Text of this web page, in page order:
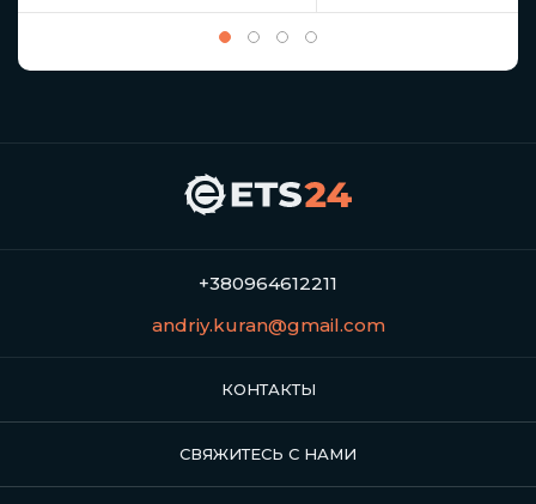
+380964612211
andriy.kuran@gmail.com
КОНТАКТЫ
СВЯЖИТЕСЬ С НАМИ